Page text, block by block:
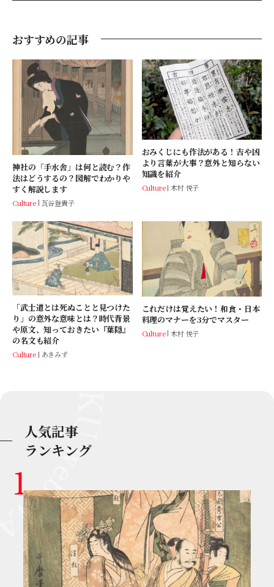
おすすめの記事
神社の「手水舎」は何と読む？作
法はどうするの？図解でわかりや
すく解説します
Culture 瓦谷登貴子
おみくじにも作法がある！吉や凶
より言葉が大事？意外と知らない
知識を紹介
Culture 木村 悦子
「武士道とは死ぬことと見つけた
り」の意外な意味とは？時代背景
や原文、知っておきたい『葉隠』
の名文も紹介
Culture あきみず
これだけは覚えたい！和食・日本
料理のマナーを3分でマスター
Culture 木村 悦子
人気記事
ランキング